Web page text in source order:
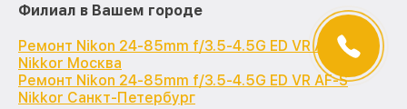
Филиал в Вашем городе
Ремонт Nikon 24-85mm f/3.5-4.5G ED VR AF-S
Nikkor Москва
Ремонт Nikon 24-85mm f/3.5-4.5G ED VR AF-S
Nikkor Санкт-Петербург